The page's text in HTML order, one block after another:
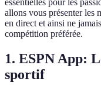
essentielles pour les
allons vous présenter les
en direct et ainsi ne
compétition préférée.
1. ESPN App:
sportif